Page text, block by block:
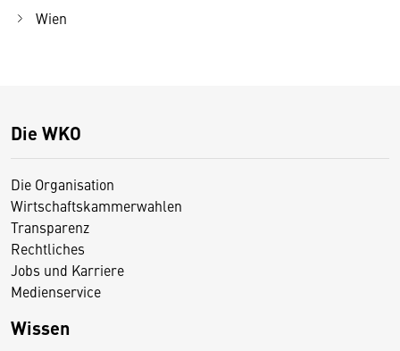
Wien
Die WKO
Die Organisation
Wirtschaftskammerwahlen
Transparenz
Rechtliches
Jobs und Karriere
Medienservice
Wissen